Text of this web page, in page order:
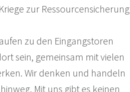
zur Ressourcensicherung
zu den Eingangstoren
sein, gemeinsam mit vielen
Wir denken und handeln
Mit uns gibt es keinen